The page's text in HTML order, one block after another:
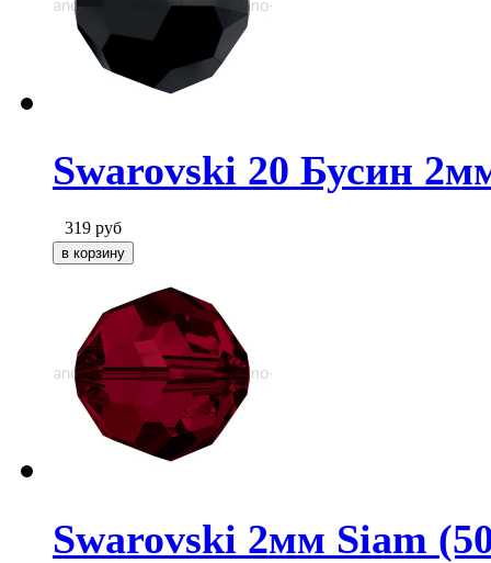
Swarovski 20 Бусин
319 руб
Swarovski 2мм Siam